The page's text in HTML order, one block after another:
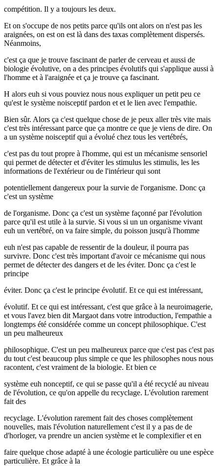
compétition. Il y a toujours les deux.
Et on s'occupe de nos petits parce qu'ils ont alors on n'est pas les
araignées, on est on est là dans des taxas complètement dispersés.
Néanmoins,
c'est ça que je trouve fascinant de parler de cerveau et aussi de
biologie évolutive, on a des principes évolutifs qui s'applique aussi à
l'homme et à l'araignée et ça je trouve ça fascinant.
H alors euh si vous pouviez nous nous expliquer un petit peu ce
qu'est le système noisceptif pardon et et le lien avec l'empathie.
Bien sûr. Alors ça c'est quelque chose de je peux aller très vite mais
c'est très intéressant parce que ça montre ce que je viens de dire. On
a un système noisceptif qui a évolué chez tous les vertébrés,
c'est pas du tout propre à l'homme, qui est un mécanisme sensoriel
qui permet de détecter et d'éviter les stimulus les stimulis, les les
informations de l'extérieur ou de l'intérieur qui sont
potentiellement dangereux pour la survie de l'organisme. Donc ça
c'est un système
de l'organisme. Donc ça c'est un système façonné par l'évolution
parce qu'il est utile à la survie. Si vous si un un organisme vivant
euh un vertébré, on va faire simple, du poisson jusqu'à l'homme
euh n'est pas capable de ressentir de la douleur, il pourra pas
survivre. Donc c'est très important d'avoir ce mécanisme qui nous
permet de détecter des dangers et de les éviter. Donc ça c'est le
principe
éviter. Donc ça c'est le principe évolutif. Et ce qui est intéressant,
évolutif. Et ce qui est intéressant, c'est que grâce à la neuroimagerie,
et vous l'avez bien dit Margaot dans votre introduction, l'empathie a
longtemps été considérée comme un concept philosophique. C'est
un peu malheureux
philosophique. C'est un peu malheureux parce que c'est pas c'est pas
du tout c'est beaucoup plus simple ce que les philosophes nous nous
racontent, c'est vraiment de la biologie. Et bien ce
système euh nonceptif, ce qui se passe qu'il a été recyclé au niveau
de l'évolution, ce qu'on appelle du recyclage. L'évolution rarement
fait des
recyclage. L'évolution rarement fait des choses complètement
nouvelles, mais l'évolution naturellement c'est il y a pas de de
d'horloger, va prendre un ancien système et le complexifier et en
faire quelque chose adapté à une écologie particulière ou une espèce
particulière. Et grâce à la